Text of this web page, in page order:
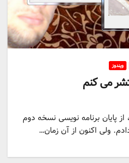
ویندوز
پایان برنامه نویسی نسخه دوم